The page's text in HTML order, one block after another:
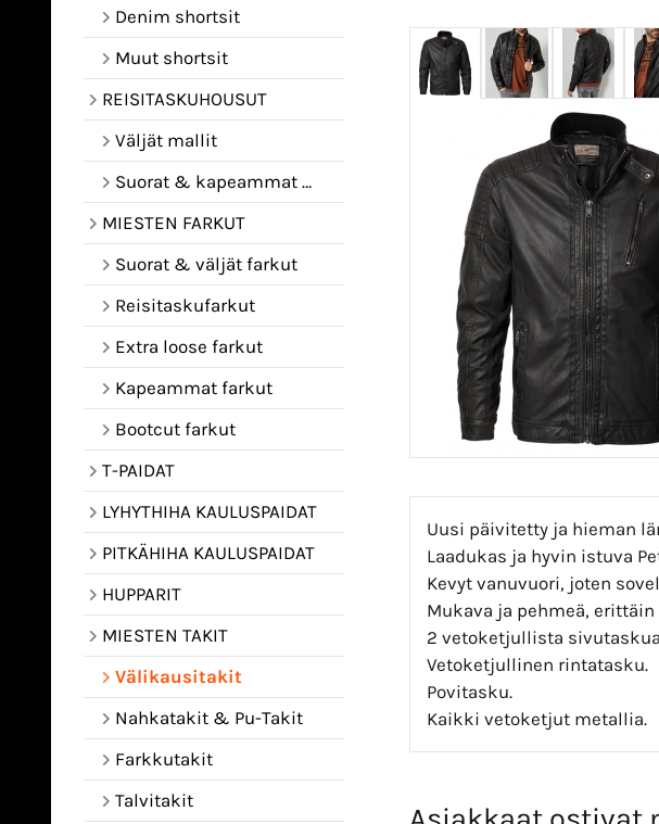
Denim shortsit
Muut shortsit
REISITASKUHOUSUT
Väljät mallit
Suorat & kapeammat mallit
MIESTEN FARKUT
Suorat & väljät farkut
Reisitaskufarkut
Extra loose farkut
Kapeammat farkut
Bootcut farkut
T-PAIDAT
LYHYTHIHA KAULUSPAIDAT
PITKÄHIHA KAULUSPAIDAT
HUPPARIT
MIESTEN TAKIT
Välikausitakit
Nahkatakit & Pu-Takit
Farkkutakit
Talvitakit
Uusi päivitetty ja hieman
Laadukas ja hyvin istuva
Kevyt vanuvuori, joten
Mukava ja pehmeä,
2 vetoketjullista
Vetoketjullinen rintatasku.
Povitasku.
Kaikki vetoketjut metallia.